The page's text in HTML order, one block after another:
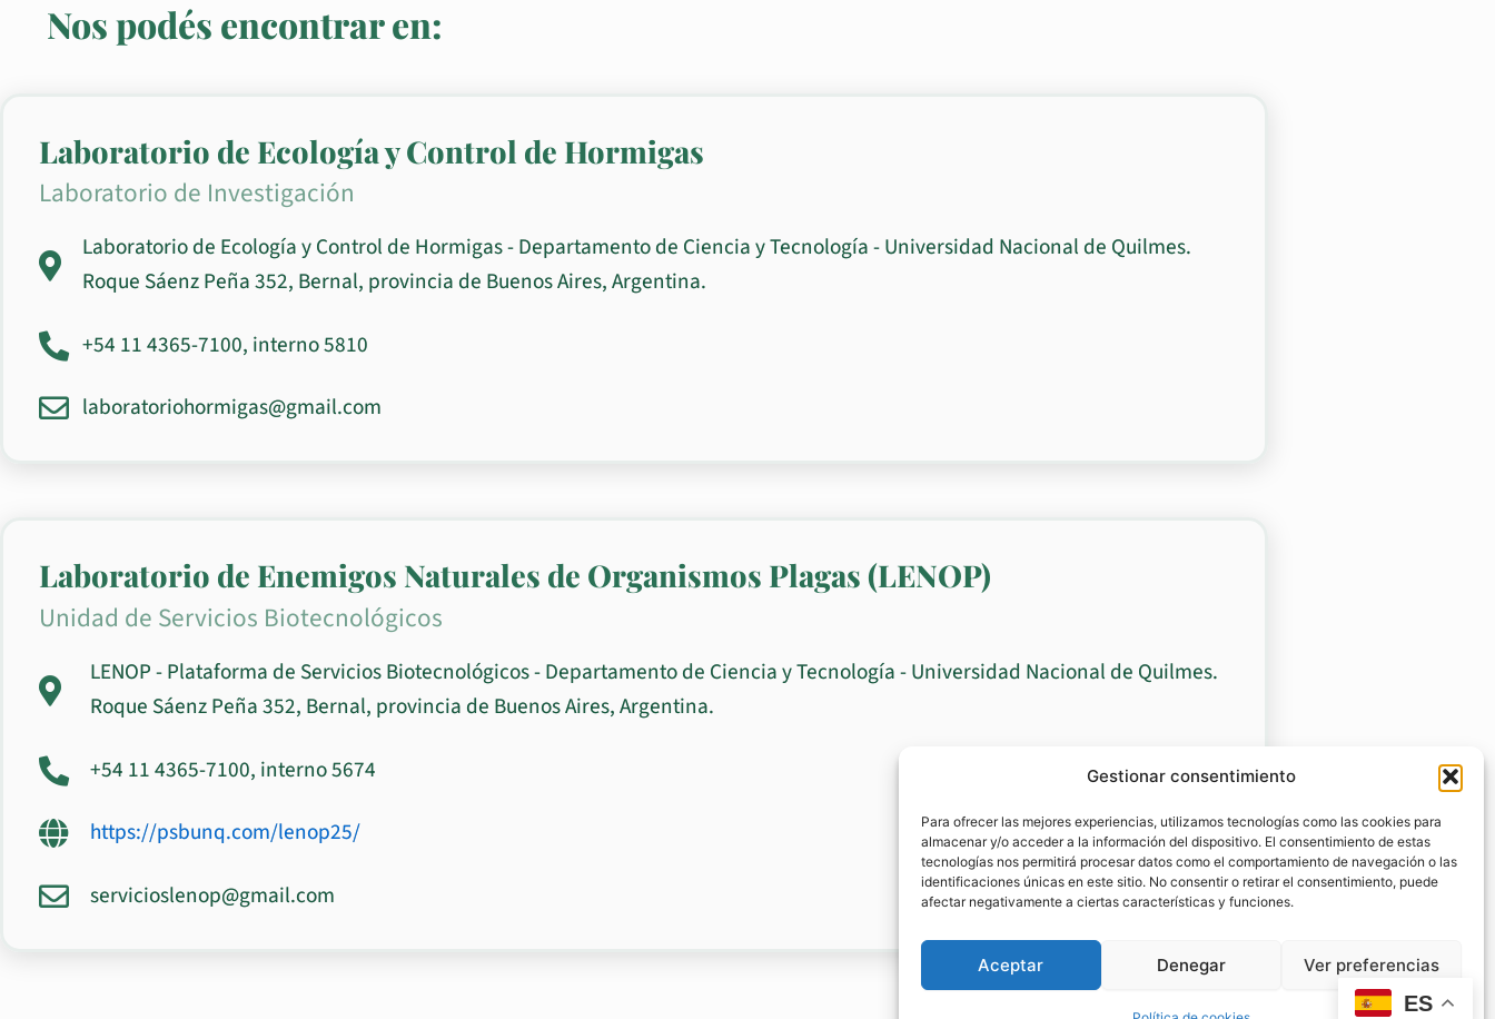
Gestionar consentimiento
Para ofrecer las mejores experiencias, utilizamos tecnologías como las cookies para
almacenar y/o acceder a la información del dispositivo. El consentimiento de estas
tecnologías nos permitirá procesar datos como el comportamiento de navegación o las
identificaciones únicas en este sitio. No consentir o retirar el consentimiento, puede
afectar negativamente a ciertas características y funciones.
Aceptar Denegar Ver preferencias
Nos podés encontrar en:
Laboratorio de Ecología y Control de Hormigas
Laboratorio de Investigación
Laboratorio de Ecología y Control de Hormigas - Departamento de Ciencia y Tecnología - Universidad Nacional de Quilmes.
Roque Sáenz Peña 352, Bernal, provincia de Buenos Aires, Argentina.
+54 11 4365-7100, interno 5810
laboratoriohormigas@gmail.com
Laboratorio de Enemigos Naturales de Organismos Plagas (LENOP)
Unidad de Servicios Biotecnológicos
LENOP - Plataforma de Servicios Biotecnológicos - Departamento de Ciencia y Tecnología - Universidad Nacional de Quilmes.
Roque Sáenz Peña 352, Bernal, provincia de Buenos Aires, Argentina.
+54 11 4365-7100, interno 5674
https://psbunq.com/lenop25/
servicioslenop@gmail.com
ES